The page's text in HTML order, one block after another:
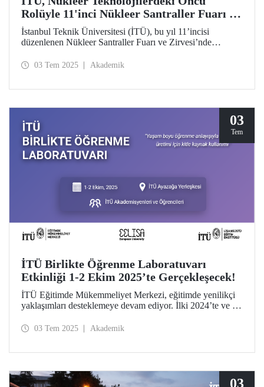
Rolüyle 11'inci Nükleer Santraller Fuarı ve
Zirvesi’ndeydi
İstanbul Teknik Üniversitesi (İTÜ), bu yıl 11’incisi
düzenlenen Nükleer Santraller Fuarı ve Zirvesi’nde
nükleer alanda akademik liderliğini gözler önüne serdi.
farkındalığı bütüncül bir yaklaşımla ele alan İTÜ, çok
nükleer teknoloji vizyonunu katılımcılarla paylaştı.
03 Tem 2025 Akademik
03
Tem
İTÜ Birlikte Öğrenme Laboratuvarı
Etkinliği 1-2 Ekim 2025’te Gerçekleşecek!
İTÜ Eğitimde Mükemmeliyet Merkezi, eğitimde yenilikçi
yaklaşımları desteklemeye devam ediyor. İlki 2024’te ve ilk
gerçekleşen Birlikte Öğrenme Laboratuvarı 1-2 Ekim
03 Tem 2025 Akademik
03